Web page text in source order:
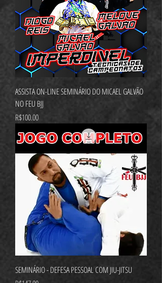
ASSISTA ON-LINE SEMINÁRIO DO MICAEL GALVÃO
NO FEU BJJ
가격
R$100.00
SEMINÁRIO - DEFESA PESSOAL COM JIU-JITSU